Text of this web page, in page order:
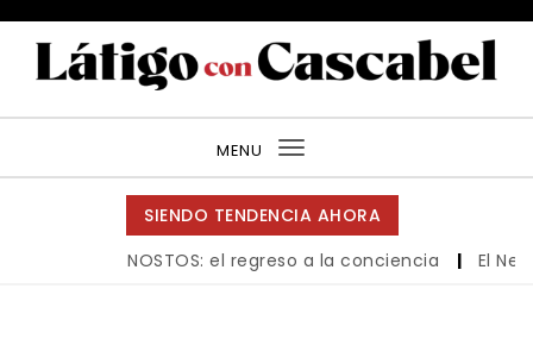
MENU
Toggle
navigation
SIENDO TENDENCIA AHORA
NOSTOS: el regreso a la conciencia
El